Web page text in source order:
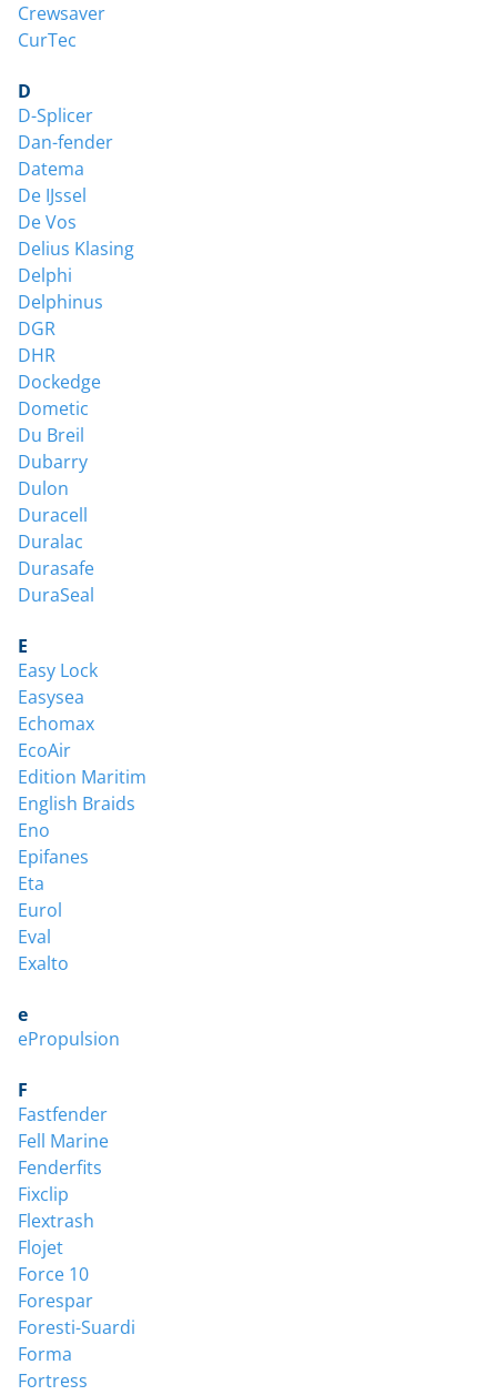
Crewsaver
CurTec
D
D-Splicer
Dan-fender
Datema
De IJssel
De Vos
Delius Klasing
Delphi
Delphinus
DGR
DHR
Dockedge
Dometic
Du Breil
Dubarry
Dulon
Duracell
Duralac
Durasafe
DuraSeal
E
Easy Lock
Easysea
Echomax
EcoAir
Edition Maritim
English Braids
Eno
Epifanes
Eta
Eurol
Eval
Exalto
e
ePropulsion
F
Fastfender
Fell Marine
Fenderfits
Fixclip
Flextrash
Flojet
Force 10
Forespar
Foresti-Suardi
Forma
Fortress